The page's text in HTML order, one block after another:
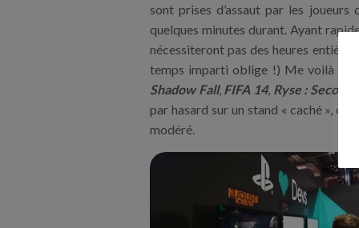
sont prises d’assaut par les
quelques minutes durant. Ayant
nécessiteront pas des heures
temps imparti oblige !) Me voilà
Shadow Fall, FIFA 14, Ryse : Second
par hasard sur un stand « caché »,
modéré.